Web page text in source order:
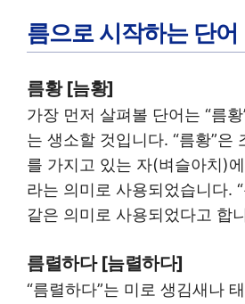
름으로 시작하는 단어
름황 [늠황]
가장 먼저 살펴볼 단어는 “름
는 생소할 것입니다. “름황”은
를 가지고 있는 자(벼슬아치)
라는 의미로 사용되었습니다. “
같은 의미로 사용되었다고 합
름렬하다 [늠렬하다]
“름렬하다”는 미로 생김새나